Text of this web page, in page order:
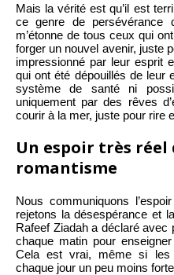
Mais la vérité est qu’il est
ce genre de persévérance
m’étonne de tous ceux qui
forger un nouvel avenir, juste
impressionné par leur esprit
qui ont été dépouillés de leur
système de santé ni
uniquement par des rêves
courir à la mer, juste pour rire
Un espoir très réel
romantisme
Nous communiquons
rejetons la désespérance et
Rafeef Ziadah a déclaré
chaque matin pour
Cela est vrai, même si les
chaque jour un peu moins